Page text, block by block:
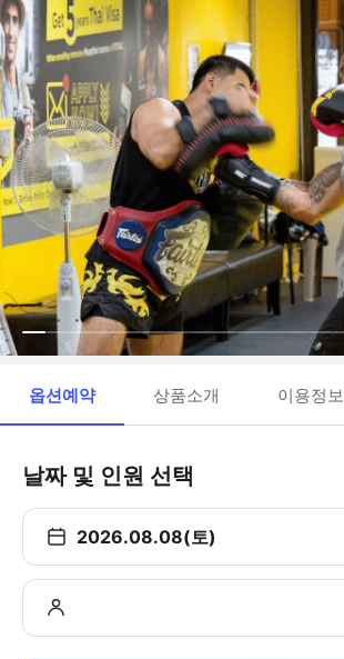
옵션예약 상품소개 이용정보
날짜 및 인원 선택
2026.08.08(토)